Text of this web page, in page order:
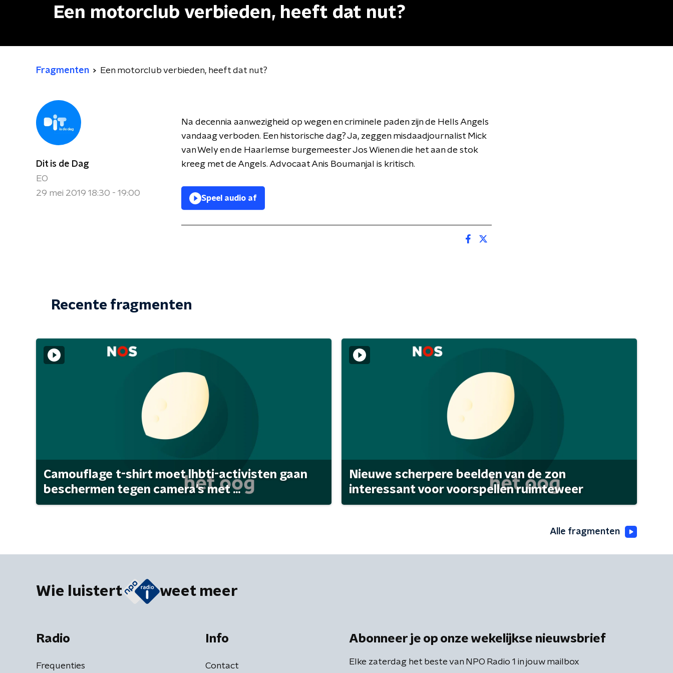
Een motorclub verbieden, heeft dat nut?
Fragmenten Een motorclub verbieden, heeft dat nut?
Dit is de Dag
EO
29 mei 2019 18:30 - 19:00
Na decennia aanwezigheid op wegen en criminele paden zijn de Hells Angels
vandaag verboden. Een historische dag? Ja, zeggen misdaadjournalist Mick
van Wely en de Haarlemse burgemeester Jos Wienen die het aan de stok
kreeg met de Angels. Advocaat Anis Boumanjal is kritisch.
Speel audio af
Recente fragmenten
Camouflage t-shirt moet lhbti-activisten gaan
beschermen tegen camera's met ...
Nieuwe scherpere beelden van de zon
interessant voor voorspellen ruimteweer
Alle fragmenten
Wie luistert weet meer
Radio
Frequenties
Info
Contact
Abonneer je op onze wekelijkse nieuwsbrief
Elke zaterdag het beste van NPO Radio 1 in jouw mailbox